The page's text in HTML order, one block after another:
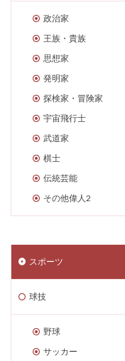
政治家
王族・貴族
思想家
発明家
探検家・冒険家
宇宙飛行士
武道家
棋士
伝統芸能
その他偉人2
スポーツ
球技
野球
サッカー